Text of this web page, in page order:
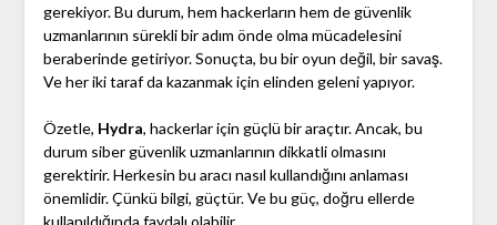
gerekiyor. Bu durum, hem hackerların hem de güvenlik
uzmanlarının sürekli bir adım önde olma mücadelesini
beraberinde getiriyor. Sonuçta, bu bir oyun değil, bir savaş.
Ve her iki taraf da kazanmak için elinden geleni yapıyor.
Özetle, Hydra, hackerlar için güçlü bir araçtır. Ancak, bu
durum siber güvenlik uzmanlarının dikkatli olmasını
gerektirir. Herkesin bu aracı nasıl kullandığını anlaması
önemlidir. Çünkü bilgi, güçtür. Ve bu güç, doğru ellerde